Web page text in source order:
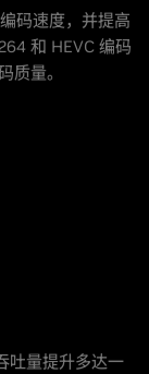
码速度，并提高
和 HEVC 编码
质量。
吐量提升多达一